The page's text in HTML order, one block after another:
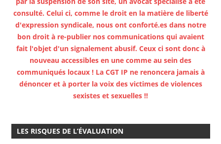
consulté. Celui ci, comme le droit en la matière de liberté
d'expression syndicale, nous ont conforté.es dans notre
bon droit à re-publier nos communications qui avaient
fait l'objet d'un signalement abusif. Ceux ci sont donc à
nouveau accessibles en une comme au sein des
communiqués locaux ! La CGT IP ne renoncera jamais à
dénoncer et à porter la voix des victimes de violences
sexistes et sexuelles !!
LES RISQUES DE L’ÉVALUATION